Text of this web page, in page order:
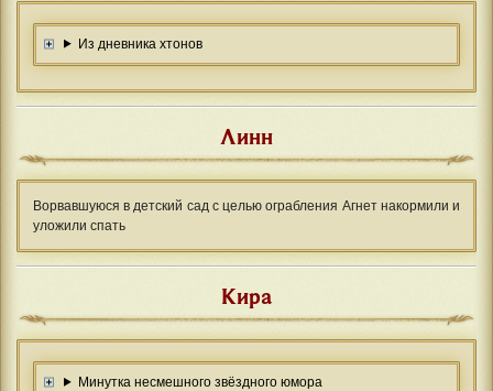
Из дневника хтонов
Линн
Ворвавшуюся в детский сад с целью ограбления Агнет накормили и
уложили спать
Кира
Минутка несмешного звёздного юмора